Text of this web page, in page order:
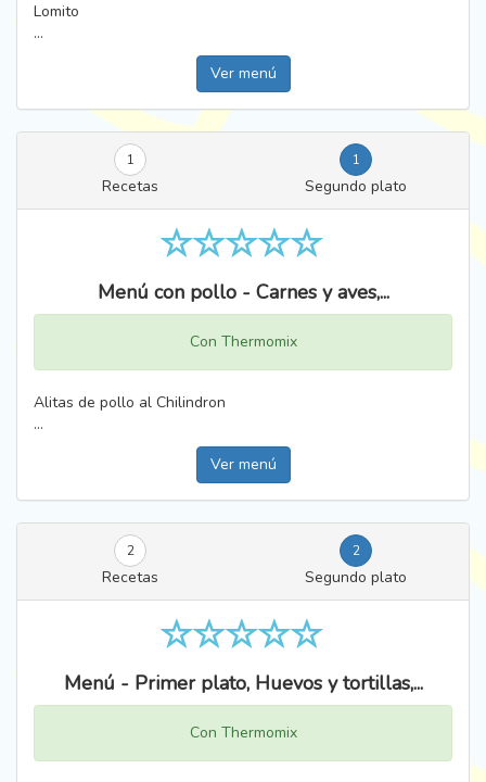
Lomito
...
Ver menú
1 1
Recetas Segundo plato
Menú con pollo - Carnes y aves,...
Con Thermomix
Alitas de pollo al Chilindron
...
Ver menú
2 2
Recetas Segundo plato
Menú - Primer plato, Huevos y tortillas,...
Con Thermomix